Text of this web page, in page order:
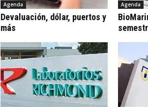
Agenda
Devaluación, dólar, puertos y
más
Agenda